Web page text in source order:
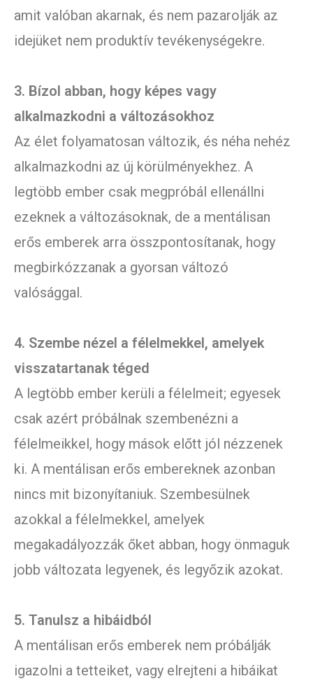
amit valóban akarnak, és nem pazarolják az
idejüket nem produktív tevékenységekre.
3. Bízol abban, hogy képes vagy
alkalmazkodni a változásokhoz
Az élet folyamatosan változik, és néha nehéz
alkalmazkodni az új körülményekhez. A
legtöbb ember csak megpróbál ellenállni
ezeknek a változásoknak, de a mentálisan
erős emberek arra összpontosítanak, hogy
megbirkózzanak a gyorsan változó
valósággal.
4. Szembe nézel a félelmekkel, amelyek
visszatartanak téged
A legtöbb ember kerüli a félelmeit; egyesek
csak azért próbálnak szembenézni a
félelmeikkel, hogy mások előtt jól nézzenek
ki. A mentálisan erős embereknek azonban
nincs mit bizonyítaniuk. Szembesülnek
azokkal a félelmekkel, amelyek
megakadályozzák őket abban, hogy önmaguk
jobb változata legyenek, és legyőzik azokat.
5. Tanulsz a hibáidból
A mentálisan erős emberek nem próbálják
igazolni a tetteiket, vagy elrejteni a hibáikat